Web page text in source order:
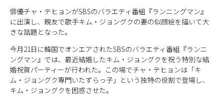
俳優チャ・テヒョンがSBSのバラエティ番組『ランニングマン』
に出演し、親友で歌手キム・ジョングクの妻の似顔絵を描いて大
きな話題となった。
今月21日に韓国でオンエアされたSBSのバラエティ番組『ランニ
ングマン』では、最近結婚したキム・ジョングクを祝う特別な結
婚祝賀パーティーが行われた。この場でチャ・テヒョンは「キ
ム・ジョングク専門いたずらっ子」という独特の役割で登場し、
キム・ジョングクを困惑させた。